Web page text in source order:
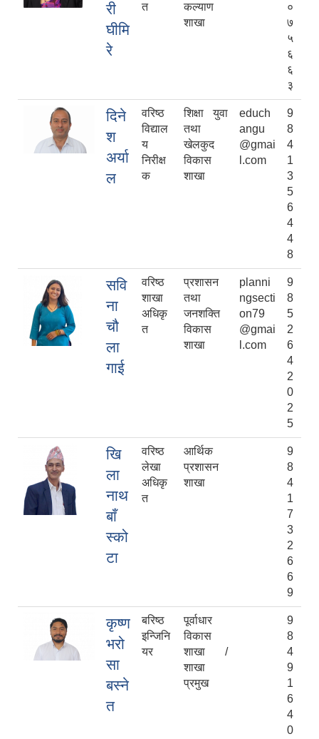
री
घीमि
रे
त
कल्याण
शाखा
०
७
५
६
६
३
दिने
श
अर्या
ल
वरिष्ठ
विद्याल
य
निरीक्ष
क
शिक्षा युवा
तथा
खेलकुद
विकास
शाखा
educh
angu
@gmai
l.com
9
8
4
1
3
5
6
4
4
8
सवि
ना
चौ
ला
गाई
वरिष्ठ
शाखा
अधिकृ
त
प्रशासन
तथा
जनशक्ति
विकास
शाखा
planni
ngsecti
on79
@gmai
l.com
9
8
5
2
6
4
2
0
2
5
खि
ला
नाथ
बाँ
स्को
टा
वरिष्ठ
लेखा
अधिकृ
त
आर्थिक
प्रशासन
शाखा
9
8
4
1
7
3
2
6
6
9
कृष्ण
भरो
सा
बस्ने
त
बरिष्ठ
इन्जिनि
यर
पूर्वाधार
विकास
शाखा /
शाखा
प्रमुख
9
8
4
9
1
6
4
0